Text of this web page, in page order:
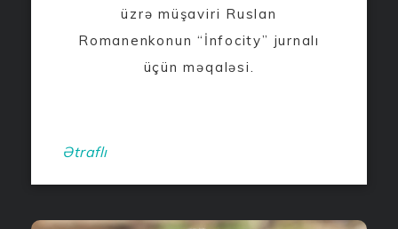
üzrə müşaviri Ruslan
Romanenkonun “İnfocity” jurnalı
üçün məqaləsi.
Ətraflı